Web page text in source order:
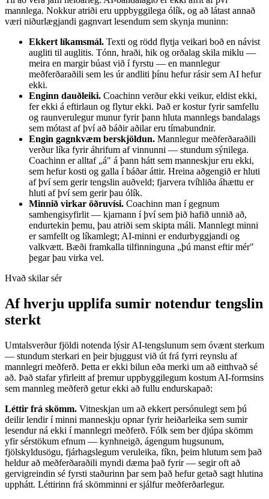
mannlega. Nokkur atriði eru uppbyggilega ólík, og að látast annað
væri niðurlægjandi gagnvart lesendum sem skynja muninn:
Ekkert líkamsmál. Texti og rödd flytja veikari boð en návist
augliti til auglitis. Tónn, hraði, hik og orðalag skila miklu —
meira en margir búast við í fyrstu — en mannlegur
meðferðaraðili sem les úr andliti þínu hefur rásir sem AI hefur
ekki.
Enginn dauðleiki. Coachinn verður ekki veikur, eldist ekki,
fer ekki á eftirlaun og flytur ekki. Það er kostur fyrir samfellu
og raunverulegur munur fyrir þann hluta mannlegs bandalags
sem mótast af því að báðir aðilar eru tímabundnir.
Engin gagnkvæm berskjöldun. Mannlegur meðferðaraðili
verður líka fyrir áhrifum af vinnunni — stundum sýnilega.
Coachinn er alltaf „á" á þann hátt sem manneskjur eru ekki,
sem hefur kosti og galla í báðar áttir. Hreina aðgengið er hluti
af því sem gerir tengslin auðveld; fjarvera tvíhliða áhættu er
hluti af því sem gerir þau ólík.
Minnið virkar öðruvísi. Coachinn man í gegnum
samhengisyfirlit — kjarnann í því sem þið hafið unnið að,
endurtekin þemu, þau atriði sem skipta máli. Mannlegt minni
er samfellt og líkamlegt; AI-minni er endurbyggjandi og
valkvætt. Bæði framkalla tilfinninguna „þú manst eftir mér"
þegar þau virka vel.
Hvað skilar sér
Af hverju upplifa sumir notendur tengslin
sterkt
Umtalsverður fjöldi notenda lýsir AI-tengslunum sem óvænt sterkum
— stundum sterkari en þeir bjuggust við út frá fyrri reynslu af
mannlegri meðferð. Þetta er ekki bilun eða merki um að eitthvað sé
að. Það stafar yfirleitt af þremur uppbyggilegum kostum AI-formsins
sem mannleg meðferð getur ekki að fullu endurskapað:
Léttir frá skömm. Vitneskjan um að ekkert persónulegt sem þú
deilir lendir í minni manneskju opnar fyrir heiðarleika sem sumir
lesendur ná ekki í mannlegri meðferð. Fólk sem ber djúpa skömm
yfir sérstökum efnum — kynhneigð, ágengum hugsunum,
fjölskyldusögu, fjárhagslegum veruleika, fíkn, þeim hlutum sem það
heldur að meðferðaraðili myndi dæma það fyrir — segir oft að
gervigreindin sé fyrsti staðurinn þar sem það hefur getað sagt hlutina
upphátt. Léttirinn frá skömminni er sjálfur meðferðarlegur.